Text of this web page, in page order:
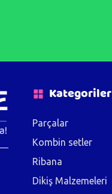
Kategoriler
Parçalar
Kombin setler
Ribana
Dikiş Malzemeleri